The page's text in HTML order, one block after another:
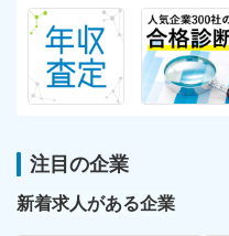
勤務地
大阪・兵庫・京都・滋賀・和
スセンター
※希望を考慮し、決定します。
勤務時間
注目の企業
新着求人がある企業